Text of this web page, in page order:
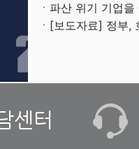
ㆍ파산 위기 기업
ㆍ[보도자료] 정부,
센터